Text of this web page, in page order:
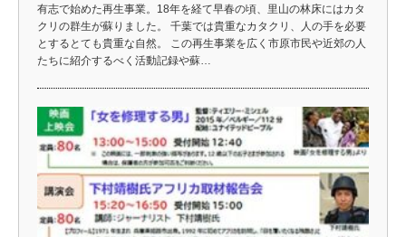
有志で始めた再生事業。18年を経て早春の頃、里山の林床にはカタ
クリの群生が蘇りました。 千葉では貴重なカタクリ、人の手を必要
とするとても貴重な自然。 この再生事業を広く市原市民や近郊の人
たちに紹介するべく活動記録や蘇…